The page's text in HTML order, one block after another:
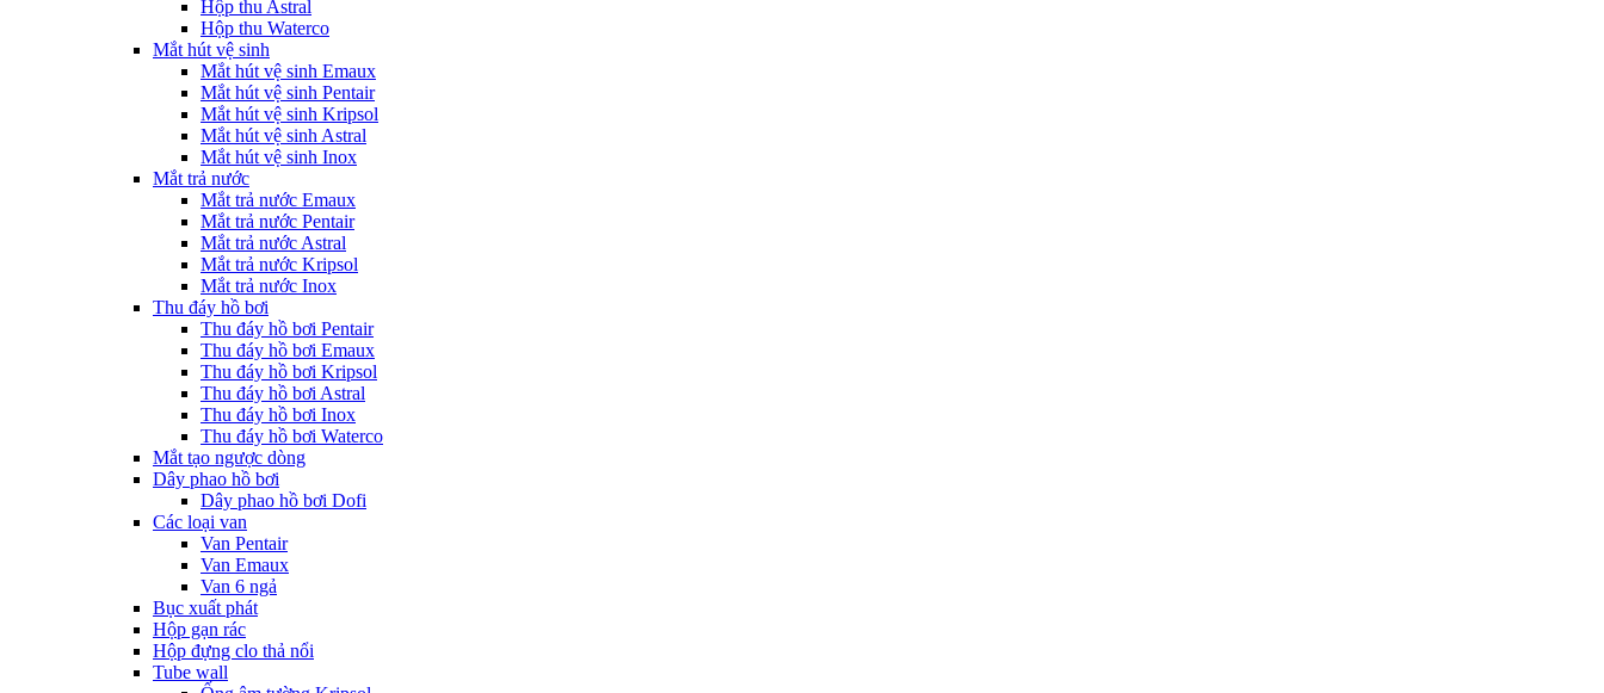
Hộp thu Astral
Hộp thu Waterco
Mắt hút vệ sinh
Mắt hút vệ sinh Emaux
Mắt hút vệ sinh Pentair
Mắt hút vệ sinh Kripsol
Mắt hút vệ sinh Astral
Mắt hút vệ sinh Inox
Mắt trả nước
Mắt trả nước Emaux
Mắt trả nước Pentair
Mắt trả nước Astral
Mắt trả nước Kripsol
Mắt trả nước Inox
Thu đáy hồ bơi
Thu đáy hồ bơi Pentair
Thu đáy hồ bơi Emaux
Thu đáy hồ bơi Kripsol
Thu đáy hồ bơi Astral
Thu đáy hồ bơi Inox
Thu đáy hồ bơi Waterco
Mắt tạo ngược dòng
Dây phao hồ bơi
Dây phao hồ bơi Dofi
Các loại van
Van Pentair
Van Emaux
Van 6 ngả
Bục xuất phát
Hộp gạn rác
Hộp đựng clo thả nổi
Tube wall